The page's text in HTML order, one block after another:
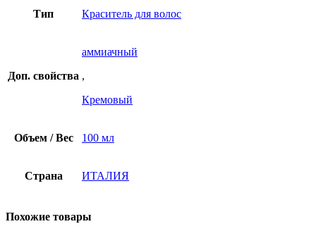
Тип Краситель для волос
Доп. свойства
аммиачный
,
Кремовый
Объем / Вес 100 мл
Страна ИТАЛИЯ
Похожие товары